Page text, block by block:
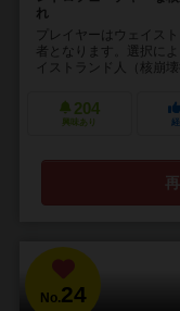
れ
プレイヤーはウェイス
者となります。選択に
イストランド人（核崩
204
興味あり 経
No.24